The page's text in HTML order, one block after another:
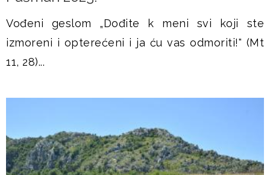
Vođeni geslom „Dođite k meni svi koji ste
izmoreni i opterećeni i ja ću vas odmoriti!" (Mt
11, 28)...